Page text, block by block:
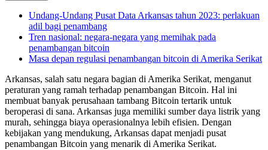
Undang-Undang Pusat Data Arkansas tahun 2023: perlakuan
adil bagi penambang
Tren nasional: negara-negara yang memihak pada
penambangan bitcoin
Masa depan regulasi penambangan bitcoin di Amerika Serikat
Arkansas, salah satu negara bagian di Amerika Serikat, menganut
peraturan yang ramah terhadap penambangan Bitcoin. Hal ini
membuat banyak perusahaan tambang Bitcoin tertarik untuk
beroperasi di sana. Arkansas juga memiliki sumber daya listrik yang
murah, sehingga biaya operasionalnya lebih efisien. Dengan
kebijakan yang mendukung, Arkansas dapat menjadi pusat
penambangan Bitcoin yang menarik di Amerika Serikat.